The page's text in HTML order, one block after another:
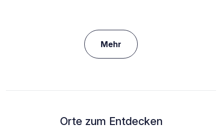
Mehr
Orte zum Entdecken